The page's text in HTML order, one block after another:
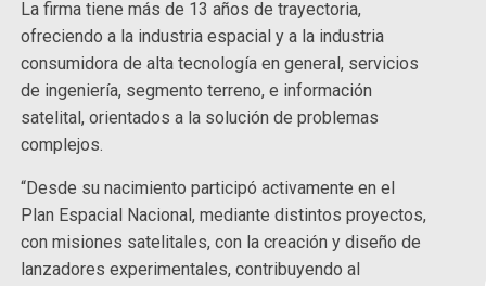
La firma tiene más de 13 años de trayectoria,
ofreciendo a la industria espacial y a la industria
consumidora de alta tecnología en general, servicios
de ingeniería, segmento terreno, e información
satelital, orientados a la solución de problemas
complejos.
“Desde su nacimiento participó activamente en el
Plan Espacial Nacional, mediante distintos proyectos,
con misiones satelitales, con la creación y diseño de
lanzadores experimentales, contribuyendo al